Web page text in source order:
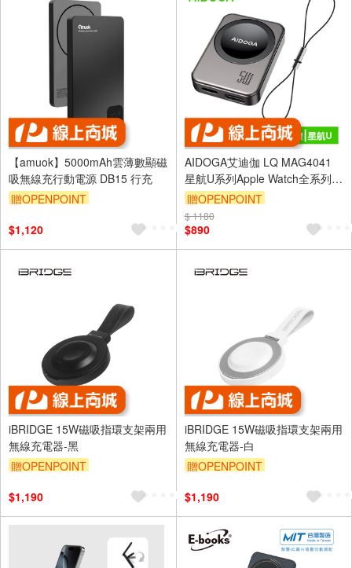
【amuok】5000mAh雲薄數顯磁
吸無線充行動電源 DB15 行充
贈OPENPOINT
$1,120
AIDOGA艾迪伽 LQ MAG4041
星航U系列Apple Watch全系列磁
吸無線充電器5W
贈OPENPOINT
$ 1180
$890
iBRIDGE 15W磁吸指環支架兩用
無線充電器-黑
贈OPENPOINT
$1,190
iBRIDGE 15W磁吸指環支架兩用
無線充電器-白
贈OPENPOINT
$1,190